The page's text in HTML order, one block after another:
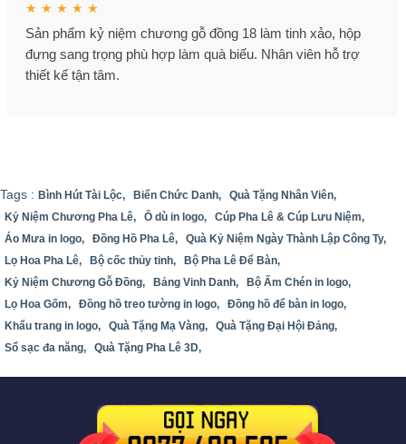
★ ★ ★ ★ ★
Sản phẩm kỷ niệm chương gỗ đồng 18 làm tinh xảo, hộp
đựng sang trọng phù hợp làm quà biếu. Nhân viên hỗ trợ
thiết kế tận tâm.
Tags : Bình Hút Tài Lộc, Biển Chức Danh,
Quà Tặng Nhân Viên,
Kỷ Niệm Chương Pha Lê,
Ô dù in logo,
Cúp Pha Lê & Cúp Lưu Niệm,
Áo Mưa in logo,
Đồng Hồ Pha Lê,
Quà Kỷ Niệm Ngày Thành Lập Công Ty,
Lọ Hoa Pha Lê,
Bộ cốc thủy tinh,
Bộ Pha Lê Để Bàn,
Kỷ Niệm Chương Gỗ Đồng,
Bảng Vinh Danh,
Bộ Ấm Chén in logo,
Lọ Hoa Gốm,
Đồng hồ treo tường in logo,
Đồng hồ để bàn in logo,
Khẩu trang in logo,
Quà Tặng Mạ Vàng,
Quà Tặng Đại Hội Đảng,
Sổ sạc đa năng,
Quà Tặng Pha Lê 3D,